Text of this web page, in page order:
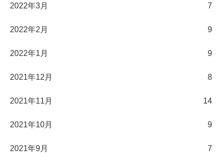
2022年3月 7
2022年2月 9
2022年1月 9
2021年12月 8
2021年11月 14
2021年10月 9
2021年9月 7